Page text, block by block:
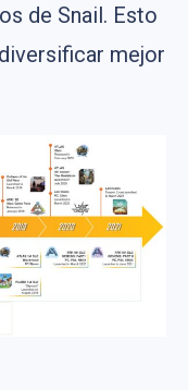
de Snail. Esto
mejor